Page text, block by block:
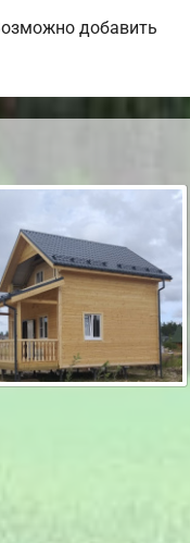
добавить